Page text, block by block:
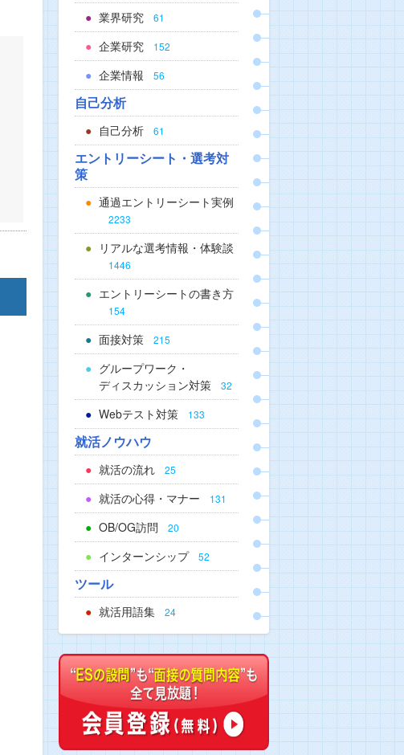
業界研究 61
企業研究 152
企業情報 56
自己分析
自己分析 61
エントリーシート・選考対
策
通過エントリーシート実例
2233
リアルな選考情報・体験談
1446
エントリーシートの書き方
154
面接対策 215
グループワーク・
ディスカッション対策
32
Webテスト対策 133
就活ノウハウ
就活の流れ 25
就活の心得・マナー 131
OB/OG訪問 20
インターンシップ 52
ツール
就活用語集 24